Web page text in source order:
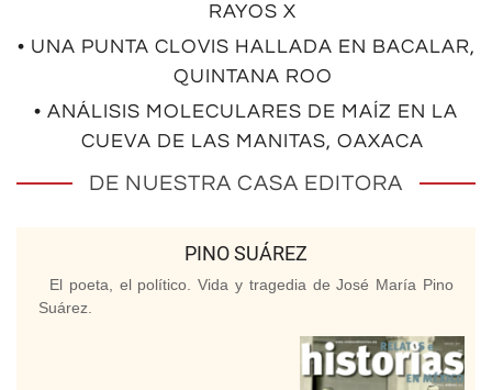
RAYOS X
• UNA PUNTA CLOVIS HALLADA EN BACALAR,
QUINTANA ROO
• ANÁLISIS MOLECULARES DE MAÍZ EN LA
CUEVA DE LAS MANITAS, OAXACA
DE NUESTRA CASA EDITORA
PINO SUÁREZ
El poeta, el político. Vida y tragedia de José María Pino
Suárez.